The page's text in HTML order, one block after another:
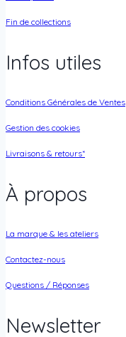
Fin de collections
Infos utiles
Conditions Générales de Ventes
Gestion des cookies
Livraisons & retours*
À propos
La marque & les ateliers
Contactez-nous
Questions / Réponses
Newsletter